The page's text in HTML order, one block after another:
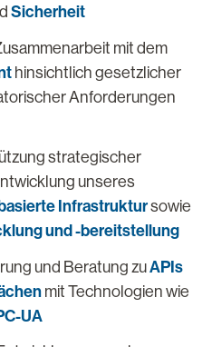
Sicherheit
mit dem
hinsichtlich gesetzlicher
Anforderungen
strategischer
unseres
Infrastruktursowie
und -bereitstellung
und Beratung zuAPIs
mit Technologien wie
UA